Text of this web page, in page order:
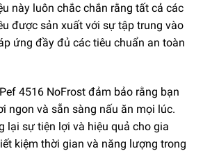
này luôn chắc chắn rằng tất cả các
được sản xuất với sự tập trung vào
ứng đầy đủ các tiêu chuẩn an toàn
4516 NoFrost đảm bảo rằng bạn
ngon và sẵn sàng nấu ăn mọi lúc.
lại sự tiện lợi và hiệu quả cho gia
kiệm thời gian và năng lượng trong